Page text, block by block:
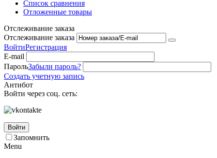
Список сравнения
Отложенные товары
Отслеживание заказа
Отслеживание заказа
ВойтиРегистрация
E-mail
ПарольЗабыли пароль?
Создать учетную запись
Антибот
Войти через соц. сеть:
Войти
Запомнить
Menu